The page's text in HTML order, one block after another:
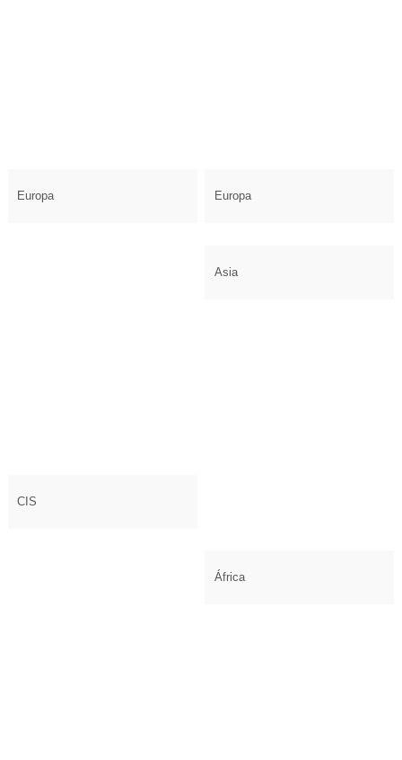
Europa Europa
CIS
Asia
África